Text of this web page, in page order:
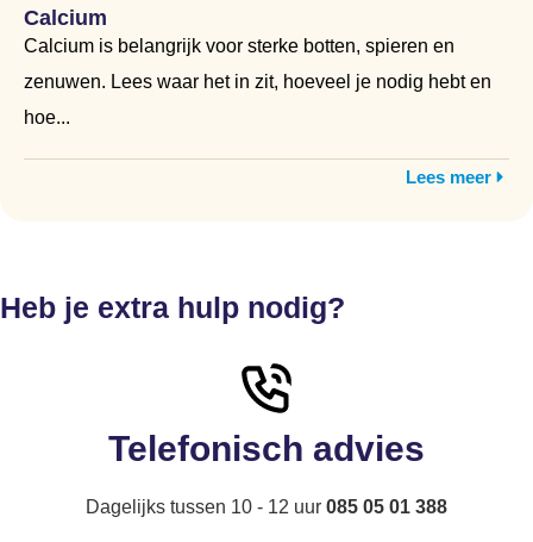
Calcium
Calcium is belangrijk voor sterke botten, spieren en
zenuwen. Lees waar het in zit, hoeveel je nodig hebt en
hoe...
Lees meer
Heb je extra hulp nodig?
Telefonisch advies
Dagelijks tussen 10 - 12 uur 085 05 01 388